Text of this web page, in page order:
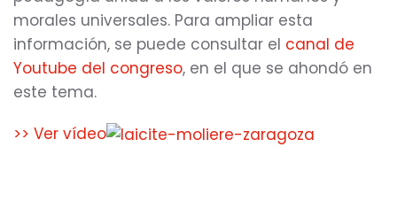
morales universales. Para ampliar esta
información, se puede consultar el canal de
Youtube del congreso, en el que se ahondó en
este tema.
>> Ver vídeo